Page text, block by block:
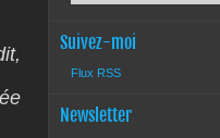
Suivez-moi
Flux RSS
Newsletter